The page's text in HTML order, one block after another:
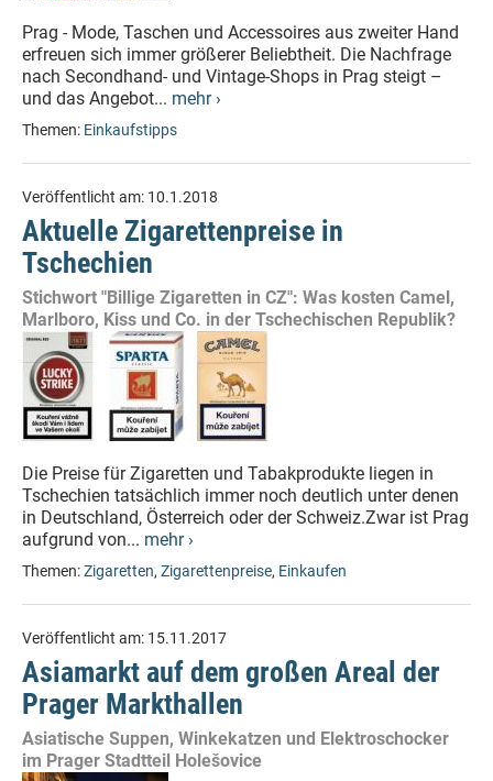
Prag - Mode, Taschen und Accessoires aus zweiter Hand
erfreuen sich immer größerer Beliebtheit. Die Nachfrage
nach Secondhand- und Vintage-Shops in Prag steigt –
und das Angebot... mehr ›
Themen: Einkaufstipps
Veröffentlicht am: 10.1.2018
Aktuelle Zigarettenpreise in
Tschechien
Stichwort "Billige Zigaretten in CZ": Was kosten Camel,
Marlboro, Kiss und Co. in der Tschechischen Republik?
Die Preise für Zigaretten und Tabakprodukte liegen in
Tschechien tatsächlich immer noch deutlich unter denen
in Deutschland, Österreich oder der Schweiz.Zwar ist Prag
aufgrund von... mehr ›
Themen:Zigaretten, Zigarettenpreise, Einkaufen
Veröffentlicht am: 15.11.2017
Asiamarkt auf dem großen Areal der
Prager Markthallen
Asiatische Suppen, Winkekatzen und Elektroschocker
im Prager Stadtteil Holešovice